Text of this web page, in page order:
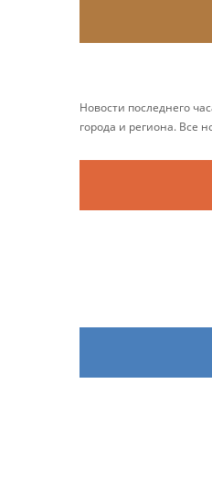
Новости последнего
города и региона. Все